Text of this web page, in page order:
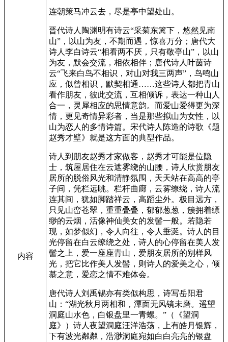
内容
连朝策马冲云去，尽是亭中望处山。
晋代诗人陶渊明有诗云“采菊东篱下，悠然见南
山”，以山为友，不期而遇，惊喜万分；唐代大
诗人李白诗云“相看两不厌，只有敬亭山”，以山
为友，默会交流，相依相伴；唐代诗人叶茵诗
云“飞来白鸟不相识，对山对我三两声”，鸟鸣山
应，似曾相识，默契相通……这些诗人都把青山
看作朋友，彼此交流，互相倾诉，表达一种山人
合一，灵犀相应的思情意韵。而爱山爱得更为深
情，更见奇情异彩者，当是那些拟山为女性，以
山为恋人的多情诗篇。宋代诗人陈造的诗歌《题
赵秀才壁》就是这方面的典型作品。
诗人到朋友赵秀才家做客，赵秀才可能是位隐
士，筑屋居住在云遮雾绕的山腰，诗人欣赏朋友
居所的脱俗风光和清静氛围，天天站在高高的亭
子间，凭栏远眺。栏杆曲廊，云雾缭绕，诗人流
连其间，犹如脚踏祥云，高蹈尘外。极目远方，
只见山峦苍翠，重重叠叠，郁郁葱葱，簇拥着缥
缈的云烟，活像神仙美女的发髻一般。若隐若
现，如梦似幻，令人向往，令人垂涎。诗人的目
光停留在白云缭绕之处，诗人的心停留在美人发
髻之上，爱一座座青山，爱朋友居所的别样风
光，把它比作美人发髻，则诗人的爱美之心，倾
慕之意，爱恋之情不难体会。
唐代诗人刘禹锡亦有类似构思，诗写岳阳君
山：“湖光秋月两相和，潭面无风镜未磨。遥望
洞庭山水色，白银盘里一青螺。”（《望洞
庭》）诗人夜望洞庭汪洋浩荡，上有皓月银辉，
下有波光粼粼，浩渺洞庭宛如白白亮亮的银盘